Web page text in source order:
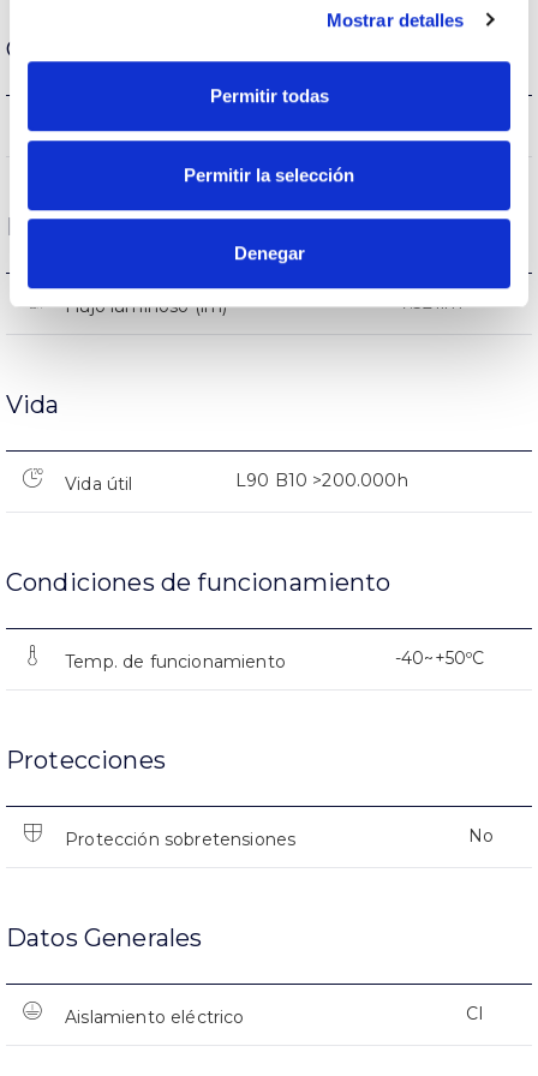
Mostrar detalles
Permitir todas
Permitir la selección
Denegar
Carcasa y Acabado
Intensidad (A)
Rendimiento
Flujo luminoso (lm) 7.321lm
Vida
Vida útil L90 B10 >200.000h
Condiciones de funcionamiento
Temp. de funcionamiento -40~+50ºC
Protecciones
Protección sobretensiones No
Datos Generales
Aislamiento eléctrico CI